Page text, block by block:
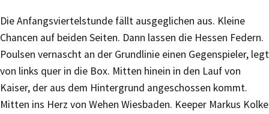
Die Anfangsviertelstunde fällt ausgeglichen aus. Kleine
Chancen auf beiden Seiten. Dann lassen die Hessen Federn.
Poulsen vernascht an der Grundlinie einen Gegenspieler, legt
von links quer in die Box. Mitten hinein in den Lauf von
Kaiser, der aus dem Hintergrund angeschossen kommt.
Mitten ins Herz von Wehen Wiesbaden. Keeper Markus Kolke